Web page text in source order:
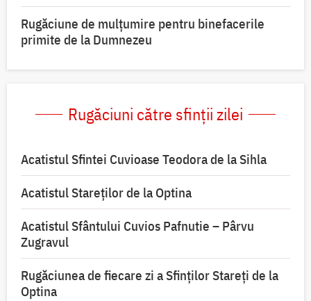
Rugăciune de mulțumire pentru binefacerile
primite de la Dumnezeu
Rugăciuni către sfinții zilei
Acatistul Sfintei Cuvioase Teodora de la Sihla
Acatistul Stareţilor de la Optina
Acatistul Sfântului Cuvios Pafnutie – Pârvu
Zugravul
Rugăciunea de fiecare zi a Sfinților Stareți de la
Optina